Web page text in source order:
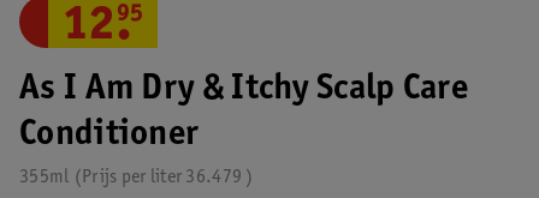
As I Am Dry & Itchy Scalp Care
Conditioner
355ml 36.479
Prijs per liter
12.
95